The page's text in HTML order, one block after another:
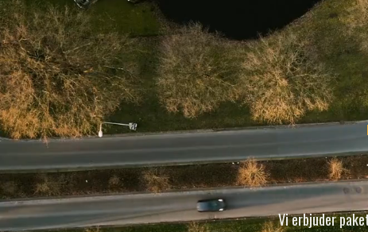
Vi erbjuder